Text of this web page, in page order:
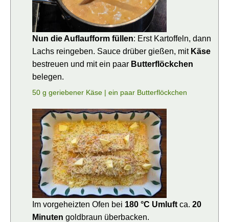
Nun die Auflaufform füllen: Erst Kartoffeln, dann
Lachs reingeben. Sauce drüber gießen, mit Käse
bestreuen und mit ein paar Butterflöckchen
belegen.
50 g geriebener Käse | ein paar Butterflöckchen
Im vorgeheizten Ofen bei 180 °C Umluft ca. 20
Minuten goldbraun überbacken.